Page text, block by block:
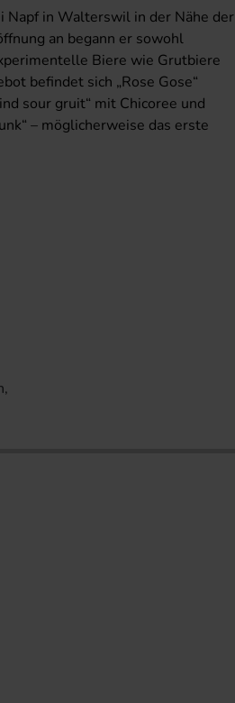
in Walterswil in der Nähe der
an begann er sowohl
Biere wie Grutbiere
befindet sich „Rose Gose“
sour gruit“ mit Chicoree und
– möglicherweise das erste